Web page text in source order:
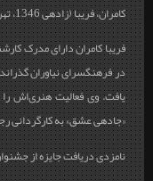
کامران، فریبا (زاده‎ی 1346، تهران)
در فرهنگسرای نياوران
«جاده‎ی عشق» به كارگردانی رجب محمدين، كار تصوير را تجربه کرد.
نامزدی دریافت جایزه‎ از جشنواره‎ی فیلم فجر برای ایفای نقش در فیلم‌های «از کنار...